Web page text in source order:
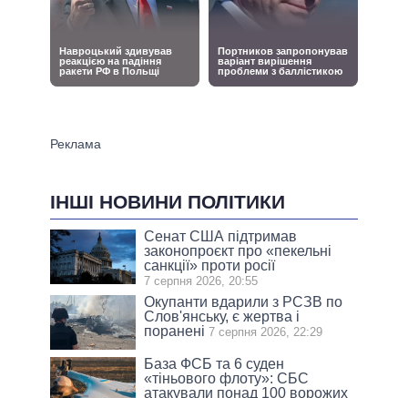
ІНШІ НОВИНИ ПОЛІТИКИ
Сенат США підтримав
законопроєкт про «пекельні
санкції» проти росії
7 серпня 2026, 20:55
Окупанти вдарили з РСЗВ по
Слов'янську, є жертва і
поранені 7 серпня 2026, 22:29
База ФСБ та 6 суден
«тіньового флоту»: СБС
атакували понад 100 ворожих